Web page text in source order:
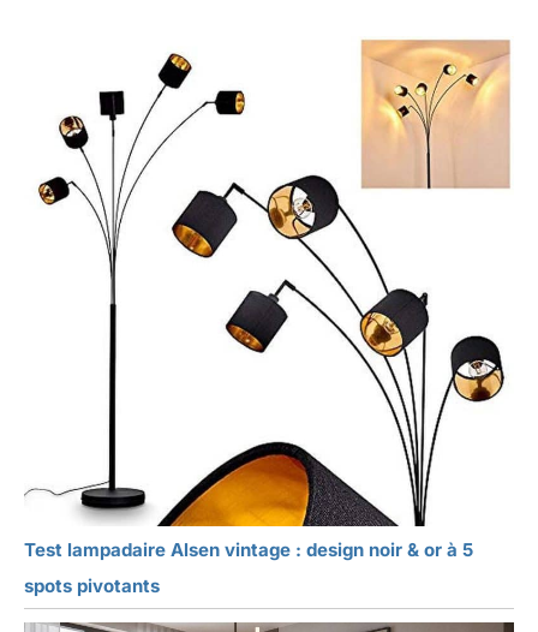
Test lampadaire Alsen vintage : design noir & or à 5
spots pivotants